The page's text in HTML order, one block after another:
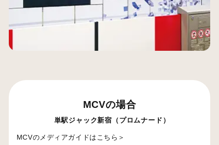
MCVの場合
単駅ジャック新宿（プロムナード）
MCVのメディアガイドはこちら＞